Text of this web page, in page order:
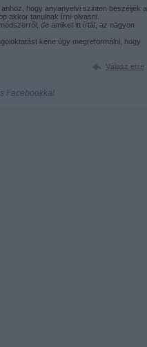
hogy anyanyelvi szinten beszéljék a
akkor tanulnak írni-olvasni.
de amiket itt írtál, az nagyon
kéne úgy megreformálni, hogy
Válasz erre
Facebookkal